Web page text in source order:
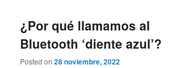
¿Por qué llamamos al
Bluetooth ‘diente azul’?
Posted on28 noviembre, 2022